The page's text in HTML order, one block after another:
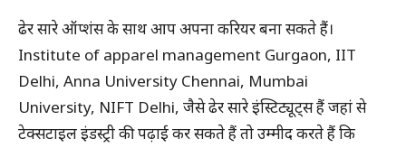
ढेर सारे ऑप्शंस के साथ आप अपना करियर बना सकते हैं।
Institute of apparel management Gurgaon, IIT
Delhi, Anna University Chennai, Mumbai
University, NIFT Delhi, जैसे ढेर सारे इंस्टिट्यूट्स हैं जहां से
टेक्सटाइल इंडस्ट्री की पढ़ाई कर सकते हैं तो उम्मीद करते हैं कि